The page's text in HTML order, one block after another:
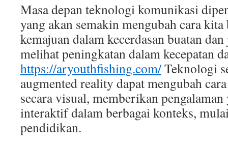
Masa depan teknologi komunikasi
yang akan semakin mengubah cara
kemajuan dalam kecerdasan buatan
melihat peningkatan dalam kecepatan
https://aryouthfishing.com/Teknologi
augmented reality dapat mengubah
secara visual, memberikan
interaktif dalam berbagai konteks,
pendidikan.